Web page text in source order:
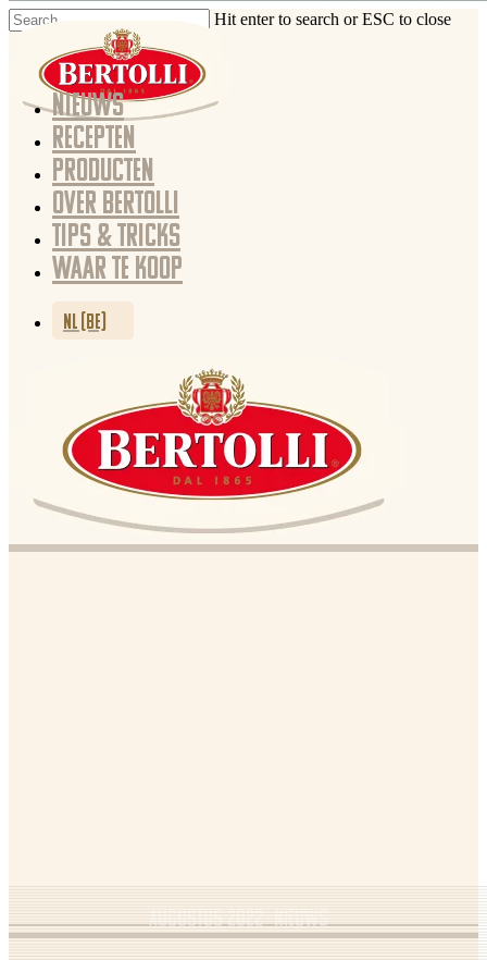
Hit enter to search or ESC to close
NIEUWS
RECEPTEN
PRODUCTEN
OVER BERTOLLI
TIPS & TRICKS
WAAR TE KOOP
NL (BE)
Augustus 2022 Nieuws